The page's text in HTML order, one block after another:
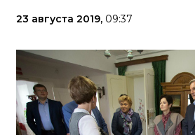
23 августа 2019, 09:37